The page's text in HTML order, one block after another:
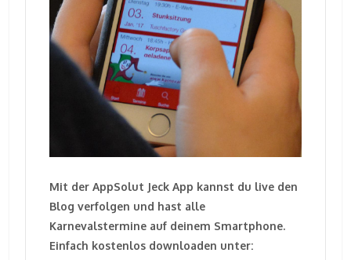
Mit der AppSolut Jeck App kannst du live den
Blog verfolgen und hast alle
Karnevalstermine auf deinem Smartphone.
Einfach kostenlos downloaden unter: